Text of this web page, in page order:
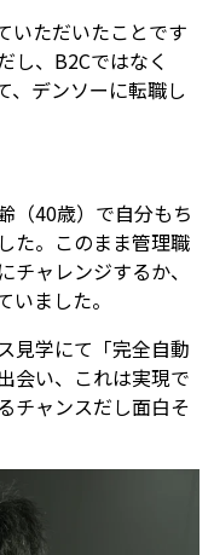
いただいたことです
し、B2Cではなく
、デンソーに転職し
（40歳）で自分もち
た。このまま管理職
チャレンジするか、
いました。
見学にて「完全自動
会い、これは実現で
チャンスだし面白そ